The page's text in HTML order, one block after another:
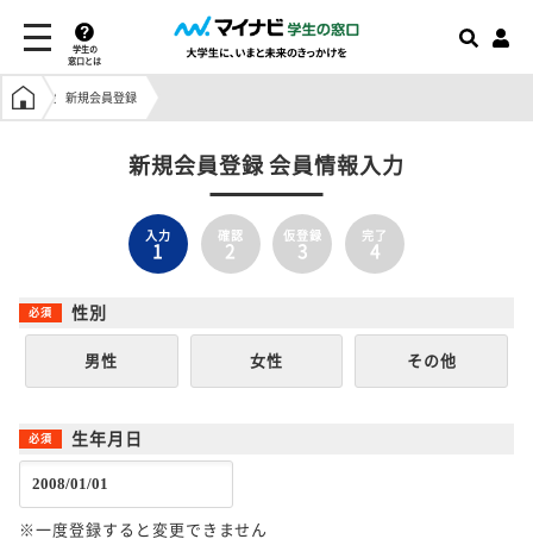
学生の
窓口とは
学生の窓口トップ
新規会員登録
新規会員登録 会員情報入力
入力
1
確認
2
仮登録
3
完了
4
性別
男性 女性 その他
生年月日
※一度登録すると変更できません